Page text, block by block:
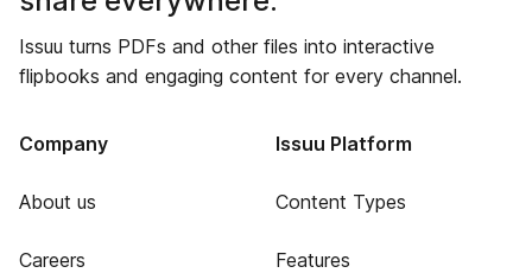
Issuu turns PDFs and other files into interactive
flipbooks and engaging content for every channel.
Company
About us
Careers
Issuu Platform
Content Types
Features